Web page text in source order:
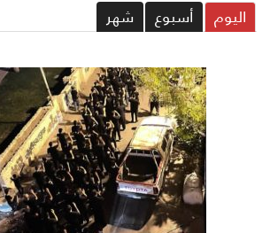
أسبوع شهر